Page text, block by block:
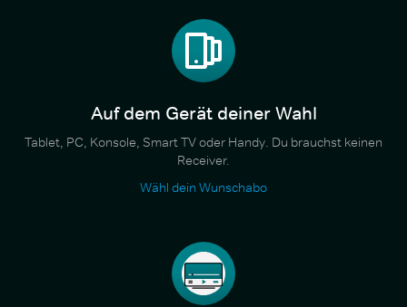
Auf dem Gerät deiner Wahl
Tablet, PC, Konsole, Smart TV oder Handy. Du brauchst keinen
Receiver.
Wähl dein Wunschabo